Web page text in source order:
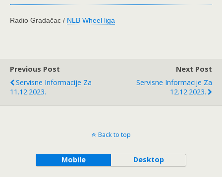
Radio Gradačac / NLB Wheel liga
Previous Post
Servisne Informacije Za
11.12.2023.
Next Post
Servisne Informacije Za
12.12.2023.
Back to top
Mobile Desktop